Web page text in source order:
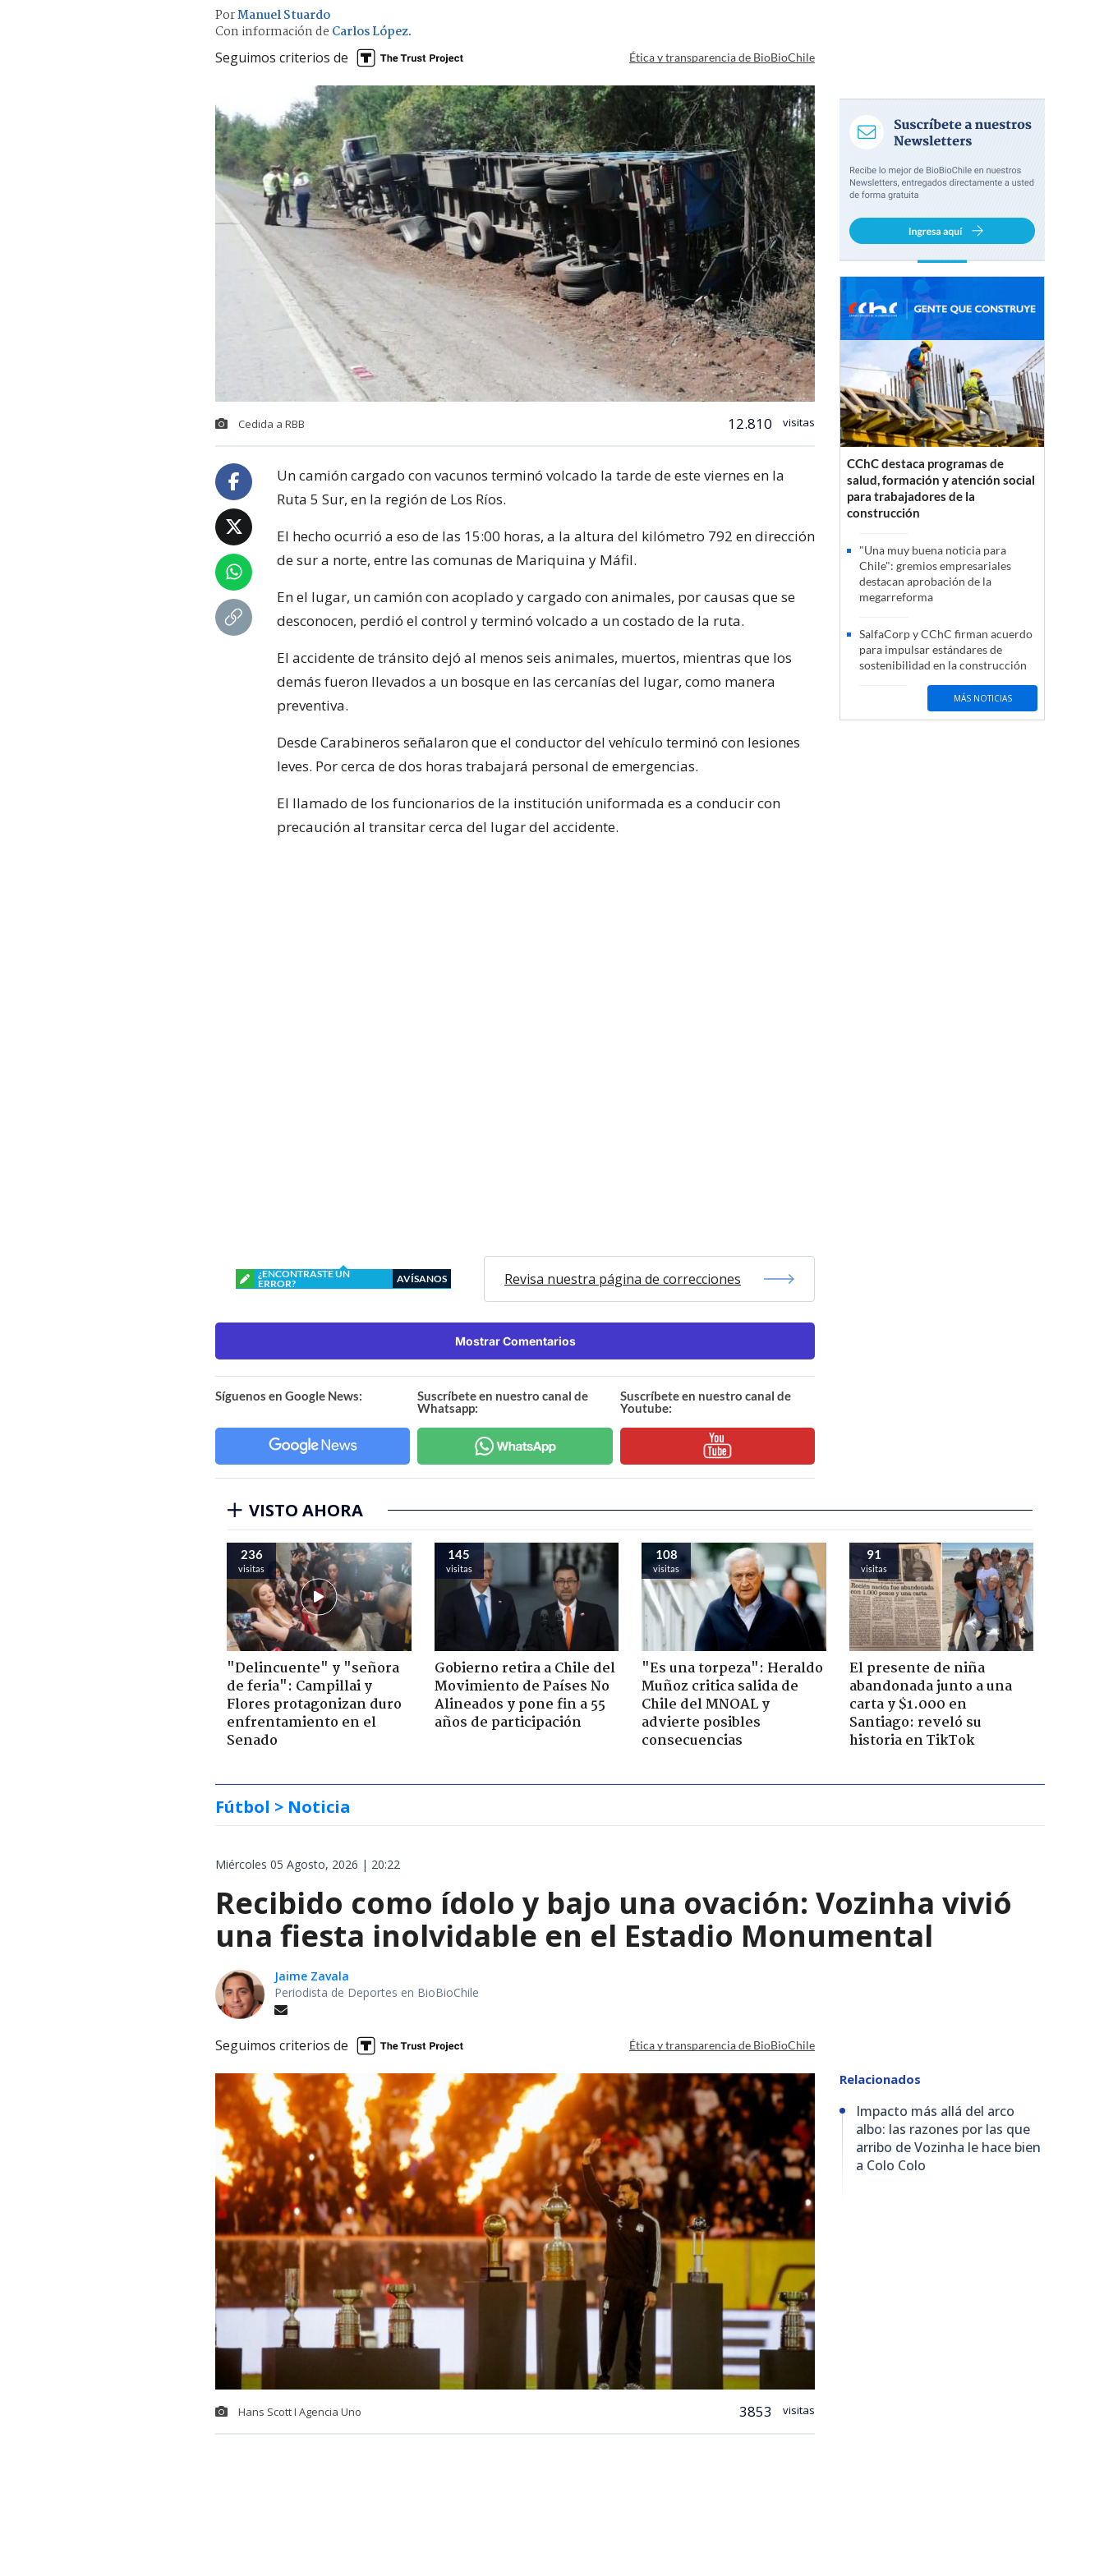
PorManuel Stuardo
Con información de Carlos López.
Seguimos criterios de Ética y transparencia de BioBioChile
Cedida a RBB 12.810 visitas
Un camión cargado con vacunos terminó volcado la tarde de este viernes en la
Ruta 5 Sur, en la región de Los Ríos.
El hecho ocurrió a eso de las 15:00 horas, a la altura del kilómetro 792 en dirección
de sur a norte, entre las comunas de Mariquina y Máfil.
En el lugar, un camión con acoplado y cargado con animales, por causas que se
desconocen, perdió el control y terminó volcado a un costado de la ruta.
El accidente de tránsito dejó al menos seis animales, muertos, mientras que los
demás fueron llevados a un bosque en las cercanías del lugar, como manera
preventiva.
Desde Carabineros señalaron que el conductor del vehículo terminó con lesiones
leves. Por cerca de dos horas trabajará personal de emergencias.
El llamado de los funcionarios de la institución uniformada es a conducir con
precaución al transitar cerca del lugar del accidente.
¿ENCONTRASTE UN
ERROR?
AVÍSANOS Revisa nuestra página de correcciones
Mostrar Comentarios
Síguenos en Google News:
Suscríbete en nuestro canal de
Whatsapp:
Suscríbete en nuestro canal de
Youtube:
CChC destaca programas de
salud, formación y atención social
para trabajadores de la
construcción
"Una muy buena noticia para
Chile": gremios empresariales
destacan aprobación de la
megarreforma
SalfaCorp y CChC firman acuerdo
para impulsar estándares de
sostenibilidad en la construcción
MÁS NOTICIAS
VISTO AHORA
236
visitas
"Delincuente" y "señora
de feria": Campillai y
Flores protagonizan duro
enfrentamiento en el
Senado
145
visitas
Gobierno retira a Chile del
Movimiento de Países No
Alineados y pone fin a 55
años de participación
108
visitas
"Es una torpeza": Heraldo
Muñoz critica salida de
Chile del MNOAL y
advierte posibles
consecuencias
91
visitas
El presente de niña
abandonada junto a una
carta y $1.000 en
Santiago: reveló su
historia en TikTok
Fútbol > Noticia
Miércoles 05 Agosto, 2026 | 20:22
Recibido como ídolo y bajo una ovación: Vozinha vivió
una fiesta inolvidable en el Estadio Monumental
Jaime Zavala
Periodista de Deportes en BioBioChile
Seguimos criterios de Ética y transparencia de BioBioChile
Hans Scott I Agencia Uno 3853 visitas
Relacionados
Impacto más allá del arco
albo: las razones por las que
arribo de Vozinha le hace bien
a Colo Colo